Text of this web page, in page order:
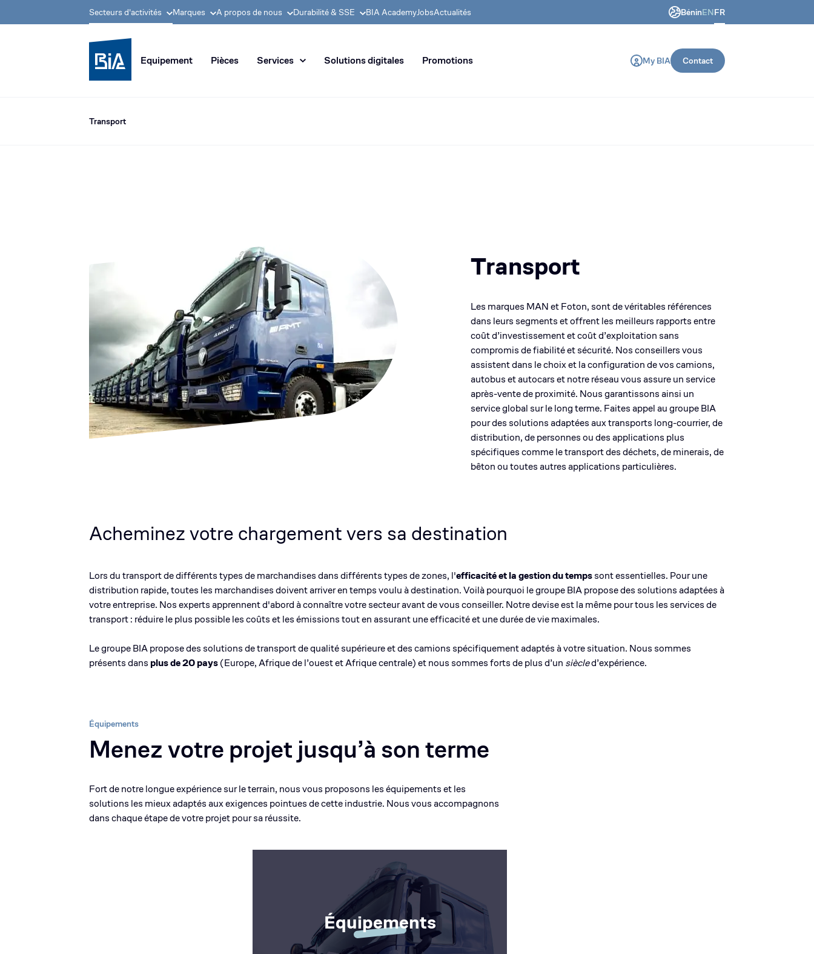
Secteurs d'activités Marques A propos de nous Durabilité & SSE BIA AcademyJobsActualités BéninENFR
Groupe BIA, pionnier en distribution de machines de génie civil et de construction.
Equipement Pièces Services Solutions digitales Promotions My BIA Contact
Transport
Transport
Les marques MAN et Foton, sont de véritables références
dans leurs segments et offrent les meilleurs rapports entre
coût d’investissement et coût d’exploitation sans
compromis de fiabilité et sécurité. Nos conseillers vous
assistent dans le choix et la configuration de vos camions,
autobus et autocars et notre réseau vous assure un service
après-vente de proximité. Nous garantissons ainsi un
service global sur le long terme. Faites appel au groupe BIA
pour des solutions adaptées aux transports long-courrier, de
distribution, de personnes ou des applications plus
spécifiques comme le transport des déchets, de minerais, de
bêton ou toutes autres applications particulières.
Acheminez votre chargement vers sa destination
Lors du transport de différents types de marchandises dans différents types de zones, l'efficacité et la gestion du tempssont essentielles. Pour une
distribution rapide, toutes les marchandises doivent arriver en temps voulu à destination. Voilà pourquoi le groupe BIA propose des solutions adaptées à
votre entreprise. Nos experts apprennent d'abord à connaître votre secteur avant de vous conseiller. Notre devise est la même pour tous les services de
transport : réduire le plus possible les coûts et les émissions tout en assurant une efficacité et une durée de vie maximales.
Le groupe BIA propose des solutions de transport de qualité supérieure et des camions spécifiquement adaptés à votre situation. Nous sommes
présents dans plus de 20 pays(Europe, Afrique de l’ouest et Afrique centrale) et nous sommes forts de plus d’un siècled’expérience.
Équipements
Menez votre projet jusqu’à son terme
Fort de notre longue expérience sur le terrain, nous vous proposons les équipements et les
solutions les mieux adaptés aux exigences pointues de cette industrie. Nous vous accompagnons
dans chaque étape de votre projet pour sa réussite.
Équipements